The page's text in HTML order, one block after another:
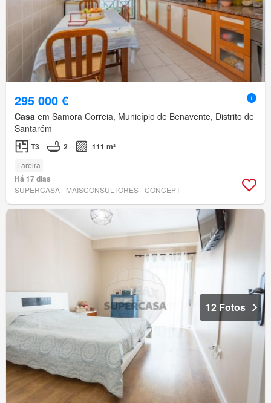
295 000 €
Casa em Samora Correia, Município de Benavente, Distrito de
Santarém
T3 2 111 m²
Lareira
Há 17 dias
SUPERCASA - MAISCONSULTORES - CONCEPT
12 Fotos